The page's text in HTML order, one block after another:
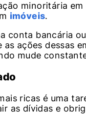
minoritária
imóveis.
conta bancária
ações dessas
mude
ricas é uma
as dívidas e